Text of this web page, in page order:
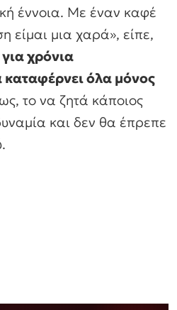
έννοια. Με έναν καφέ
είμαι μια χαρά», είπε,
για χρόνια
όλα μόνος
το να ζητά κάποιος
και δεν θα έπρεπε